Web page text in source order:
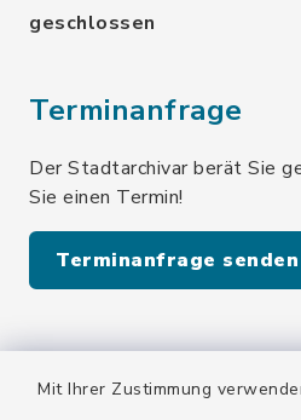
Mit Ihrer Zustimmung
geschlossen
Terminanfrage
Der Stadtarchivar berät Sie
Sie einen Termin!
Terminanfrage senden
Quicklinks